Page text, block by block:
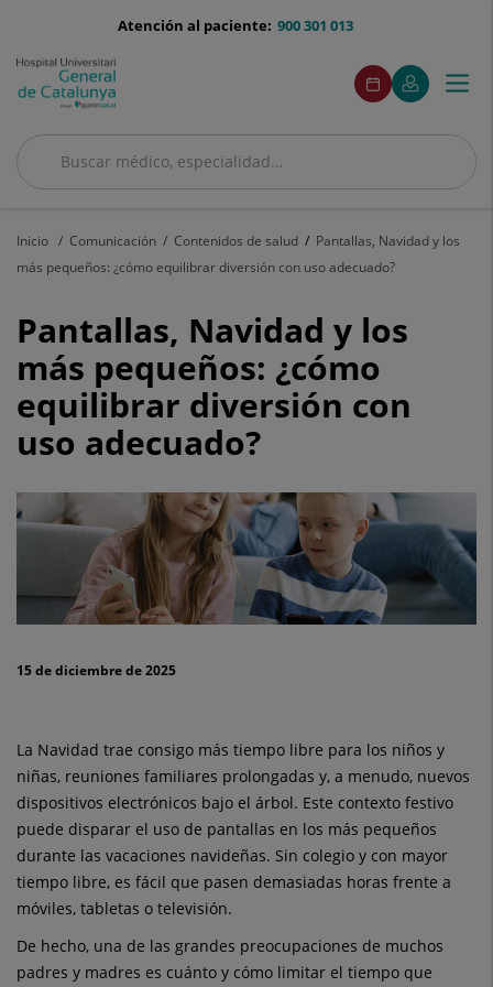
menu-
900 301 013
Atención al paciente:
Buscar
Buscar
menuAcceso
Pedir
cita
Este
enlace
se
en
Mi
Quirónsalud
Este
enlace
se
en
ventana
Menú
Inicio Comunicación Contenidos de salud
Pantallas, Navidad y los
más pequeños: ¿cómo equilibrar diversión con uso adecuado?
Pantallas,
Navidad
y
los
más
pequeños:
¿cómo
equilibrar
uso
adecuado?
Pantallas, Navidad y los
más pequeños: ¿cómo
equilibrar diversión con
uso adecuado?
15 de diciembre de 2025
La Navidad trae consigo más tiempo libre para los niños y
niñas, reuniones familiares prolongadas y, a menudo, nuevos
dispositivos electrónicos bajo el árbol. Este contexto festivo
puede disparar el uso de pantallas en los más pequeños
durante las vacaciones navideñas. Sin colegio y con mayor
tiempo libre, es fácil que pasen demasiadas horas frente a
móviles, tabletas o televisión.
De hecho, una de las grandes preocupaciones de muchos
padres y madres es cuánto y cómo limitar el tiempo que